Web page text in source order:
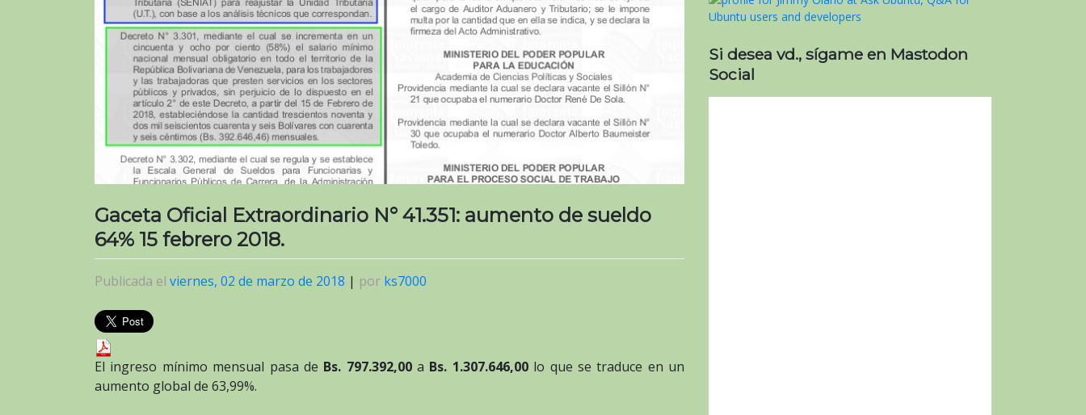
Gaceta Oficial Extraordinario N° 41.351: aumento de sueldo
64% 15 febrero 2018.
Publicada el viernes, 02 de marzo de 2018 | por ks7000
El ingreso mínimo mensual pasa de Bs. 797.392,00a Bs. 1.307.646,00 lo que se traduce en un
aumento global de 63,99%.
Si desea vd., sígame en Mastodon
Social